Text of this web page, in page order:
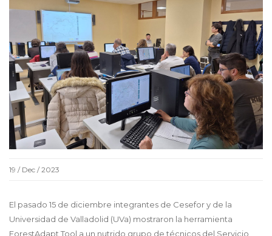
19 / Dec / 2023
El pasado 15 de diciembre integrantes de Cesefor y de la
Universidad de Valladolid (UVa) mostraron la herramienta
ForestAdapt Tool a un nutrido grupo de técnicos del Servicio